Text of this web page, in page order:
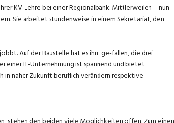
KV-Lehre bei einer Regionalbank. Mittlerweilen – nun
Sie arbeitet stundenweise in einem Sekretariat, den
Auf der Baustelle hat es ihm ge-fallen, die drei
einer IT-Unternehmung ist spannend und bietet
in naher Zukunft beruflich verändern respektive